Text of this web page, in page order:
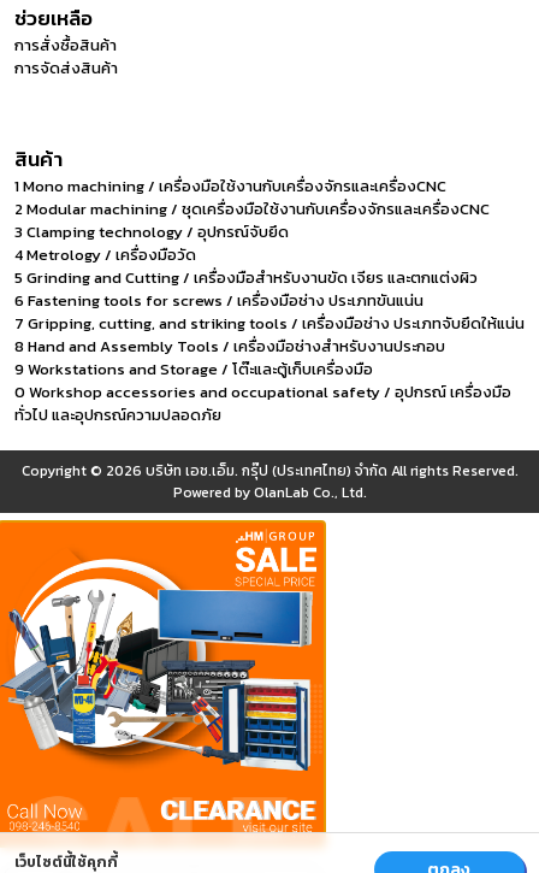
ช่วยเหลือ
การสั่งซื้อสินค้า
การจัดส่งสินค้า
สินค้า
1 Mono machining / เครื่องมือใช้งานกับเครื่องจักรและเครื่องCNC
2 Modular machining / ชุดเครื่องมือใช้งานกับเครื่องจักรและเครื่องCNC
3 Clamping technology / อุปกรณ์จับยึด
4 Metrology / เครื่องมือวัด
5 Grinding and Cutting / เครื่องมือสำหรับงานขัด เจียร และตกแต่งผิว
6 Fastening tools for screws / เครื่องมือช่าง ประเภทขันแน่น
7 Gripping, cutting, and striking tools / เครื่องมือช่าง ประเภทจับยึดให้แน่น
8 Hand and Assembly Tools / เครื่องมือช่างสำหรับงานประกอบ
9 Workstations and Storage / โต๊ะและตู้เก็บเครื่องมือ
0 Workshop accessories and occupational safety / อุปกรณ์ เครื่องมือ
ทั่วไป และอุปกรณ์ความปลอดภัย
Copyright © 2026 บริษัท เอช.เอ็ม. กรุ๊ป (ประเทศไทย) จำกัด All rights Reserved.
Powered byOlanLab Co., Ltd.
เว็บไซต์นี้ใช้คุกกี้